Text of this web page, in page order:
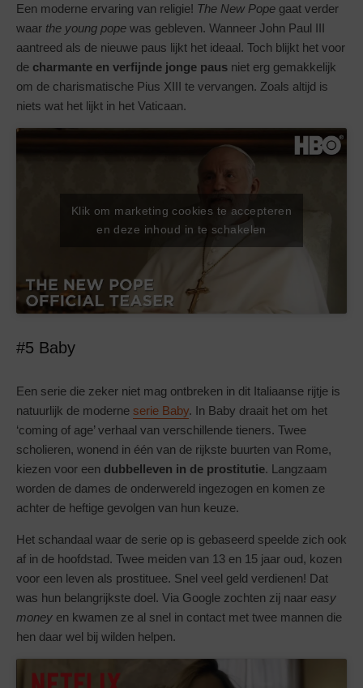
Een moderne ervaring van religie! The New Pope gaat verder
waar the young pope was gebleven. Wanneer John Paul III
aantreed als de nieuwe paus lijkt het ideaal. Toch blijkt het voor
de charmante en verfijnde jonge paus niet erg gemakkelijk
om de charismatische Pius XIII te vervangen. Zoals altijd is
niets wat het lijkt in het Vaticaan.
Klik om marketing cookies te accepteren
en deze inhoud in te schakelen
#5 Baby
Een serie die zeker niet mag ontbreken in dit Italiaanse rijtje is
natuurlijk de moderne serie Baby. In Baby draait het om het
‘coming of age’ verhaal van verschillende tieners. Twee
scholieren, wonend in één van de rijkste buurten van Rome,
kiezen voor een dubbelleven in de prostitutie. Langzaam
worden de dames de onderwereld ingezogen en komen ze
achter de heftige gevolgen van hun keuze.
Het schandaal waar de serie op is gebaseerd speelde zich ook
af in de hoofdstad. Twee meiden van 13 en 15 jaar oud, kozen
voor een leven als prostituee. Snel veel geld verdienen! Dat
was hun belangrijkste doel. Via Google zochten zij naar easy
money en kwamen ze al snel in contact met twee mannen die
hen daar wel bij wilden helpen.